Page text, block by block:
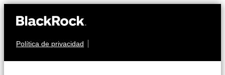
Política de privacidad